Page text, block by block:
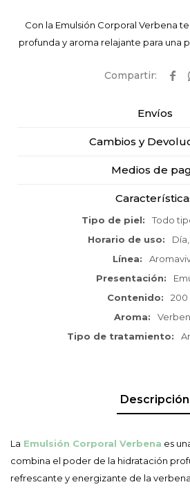
Con la Emulsión Corporal Verbena
profunda y aroma relajante para una

Envíos
Cambios y
Medios de
Tipo de piel
Todo
Horario de uso
Línea
Presentación
Contenido
200
Aroma
Tipo de tratamiento
Descripción
La Emulsión Corporal Verbena es
combina el poder de la hidratación
refrescante y energizante de la